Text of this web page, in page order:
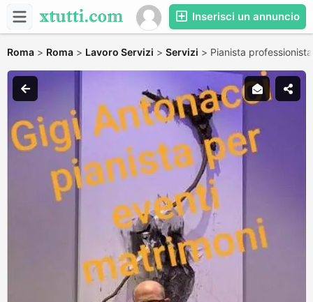
Inserisci un annuncio
Roma > Roma > Lavoro Servizi > Servizi > Pianista